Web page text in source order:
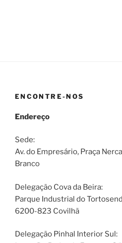
ENCONTRE-NOS
Endereço
Sede:
Av. do Empresário, Praça
Branco
Delegação Cova da Beira:
Parque Industrial do
6200-823 Covilhã
Delegação Pinhal Interior Sul: